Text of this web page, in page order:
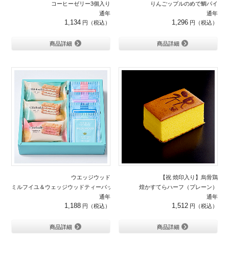
コーヒーゼリー3個入り
通年
1,134
商品詳細
りんごップルのめで鯛パイ
通年
1,296
商品詳細
ウエッジウッド
ミルフイユ＆ウェッジウッドティーバッグセット7個入り
通年
1,188
商品詳細
【祝 焼印入り】烏骨鶏
煌かすてらハーフ（プレーン）
通年
1,512
商品詳細